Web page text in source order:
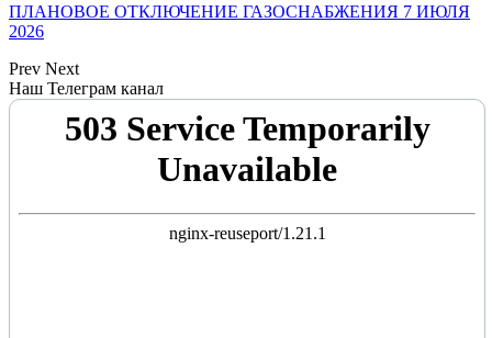
ПЛАНОВОЕ ОТКЛЮЧЕНИЕ ГАЗОСНАБЖЕНИЯ 7 ИЮЛЯ
2026
Prev Next
Наш Телеграм канал